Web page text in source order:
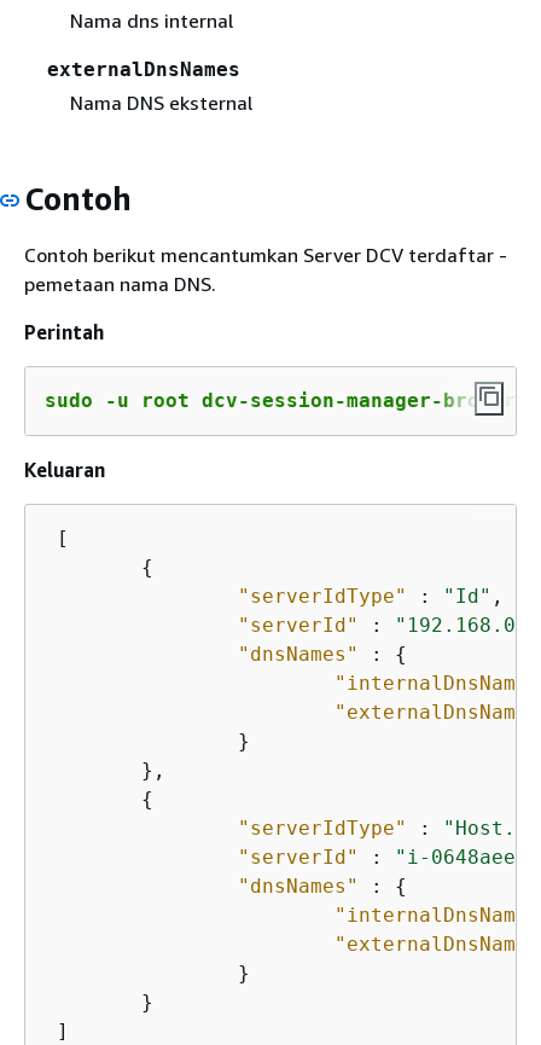
Nama dns internal
externalDnsNames
Nama DNS eksternal
Contoh
Contoh berikut mencantumkan Server DCV terdaftar -
pemetaan nama DNS.
Perintah
sudo -u root dcv-session-manager-broker
Keluaran
[
{
"serverIdType"
: "Id" ,
"serverId"
:
"dnsNames"
: {
"internalDnsName"
"externalDnsName"
{
"serverIdType"
:
"serverId"
:
"i-
"dnsNames"
: {
"internalDnsName"
"externalDnsName"
]